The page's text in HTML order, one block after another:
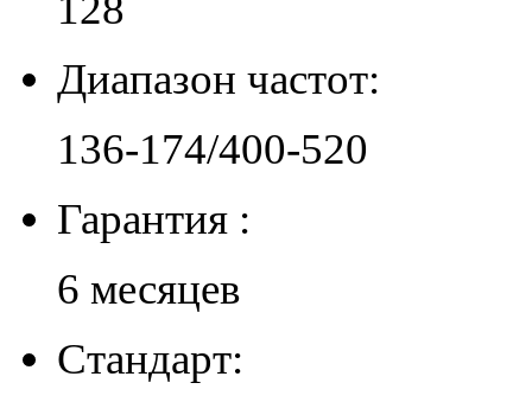
Диапазон частот:
136-174/400-520
Гарантия :
6 месяцев
Стандарт: